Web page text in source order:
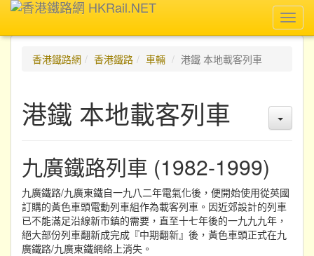
香港鐵路網
香港鐵路 車輛 港鐵 本地載客列車
港鐵 本地載客列車
九廣鐵路列車 (1982-1999)
九廣鐵路/九廣東鐵自一九八二年電氣化後，便開始使用從英國
訂購的黃色車頭電動列車組作為載客列車。因近郊設計的列車
已不能滿足沿線新市鎮的需要，直至十七年後的一九九九年，
絕大部份列車翻新成完成『中期翻新』後，黃色車頭正式在九
廣鐵路/九廣東鐵網絡上消失。